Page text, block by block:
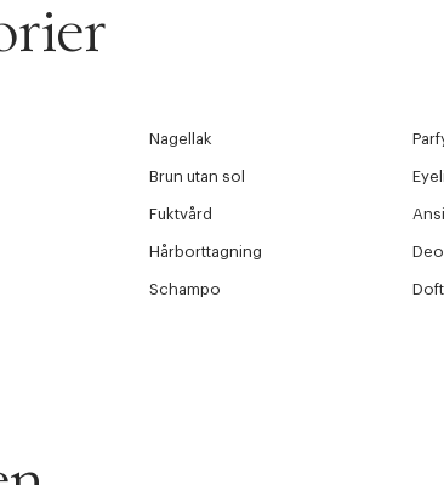
Nagellak
Brun utan sol
Fuktvård
Hårborttagning
Schampo